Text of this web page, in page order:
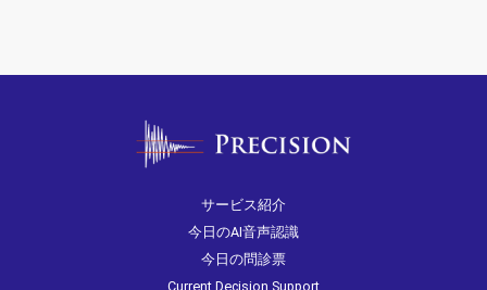
サービス紹介
今日のAI音声認識
今日の問診票
Current Decision Support